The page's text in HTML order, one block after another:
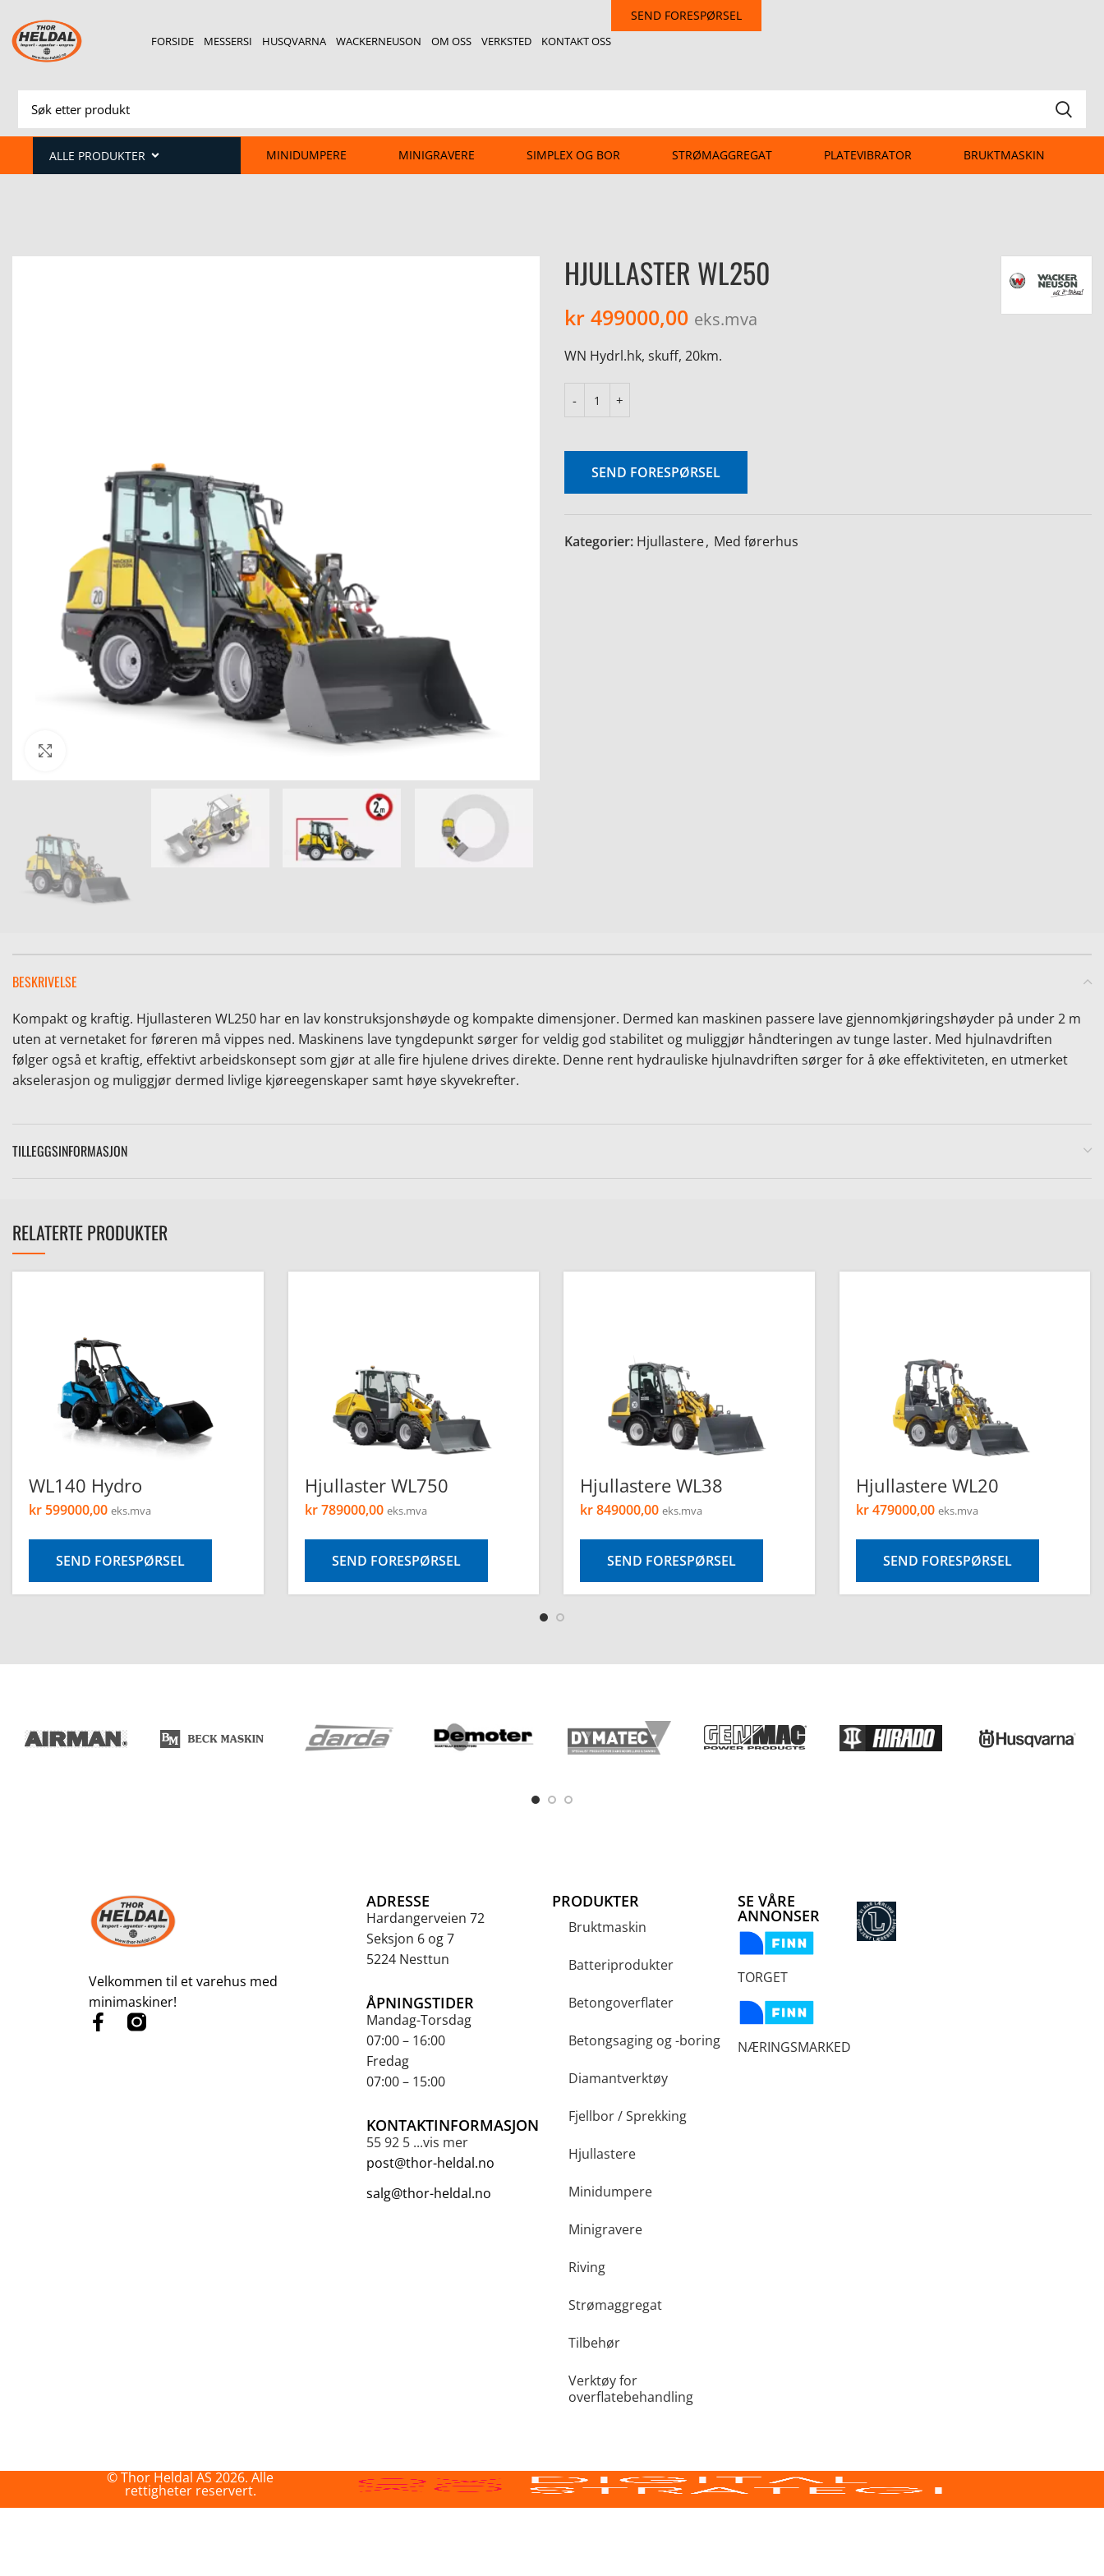
FORSIDE MESSERSI HUSQVARNA WACKERNEUSON OM OSS VERKSTED KONTAKT OSS
SEND FORESPØRSEL
ALLE PRODUKTER MINIDUMPERE MINIGRAVERE SIMPLEX OG BOR STRØMAGGREGAT PLATEVIBRATOR BRUKTMASKIN
HJULLASTER WL250
kr 499000,00 eks.mva
WN Hydrl.hk, skuff, 20km.
SEND FORESPØRSEL
Kategorier: Hjullastere, Med førerhus
BESKRIVELSE
Kompakt og kraftig. Hjullasteren WL250 har en lav konstruksjonshøyde og kompakte dimensjoner. Dermed kan maskinen passere lave gjennomkjøringshøyder på under 2 m
uten at vernetaket for føreren må vippes ned. Maskinens lave tyngdepunkt sørger for veldig god stabilitet og muliggjør håndteringen av tunge laster. Med hjulnavdriften
følger også et kraftig, effektivt arbeidskonsept som gjør at alle fire hjulene drives direkte. Denne rent hydrauliske hjulnavdriften sørger for å øke effektiviteten, en utmerket
akselerasjon og muliggjør dermed livlige kjøreegenskaper samt høye skyvekrefter.
TILLEGGSINFORMASJON
RELATERTE PRODUKTER
WL140 Hydro
kr 599000,00 eks.mva
SEND FORESPØRSEL
Hjullaster WL750
kr789000,00 eks.mva
SEND FORESPØRSEL
Hjullastere WL38
kr849000,00 eks.mva
SEND FORESPØRSEL
Hjullastere WL20
kr479000,00 eks.mva
SEND FORESPØRSEL
Velkommen til et varehus med
minimaskiner!
ADRESSE
Hardangerveien 72
Seksjon 6 og 7
5224 Nesttun
ÅPNINGSTIDER
Mandag-Torsdag
07:00 – 16:00
Fredag
07:00 – 15:00
KONTAKTINFORMASJON
55 92 5 ...vis mer
post@thor-heldal.no
salg@thor-heldal.no
PRODUKTER
Bruktmaskin
Batteriprodukter
Betongoverflater
Betongsaging og -boring
Diamantverktøy
Fjellbor / Sprekking
Hjullastere
Minidumpere
Minigravere
Riving
Strømaggregat
Tilbehør
Verktøy for
overflatebehandling
SE VÅRE
ANNONSER
TORGET
NÆRINGSMARKED
© Thor Heldal AS 2026. Alle
rettigheter reservert.